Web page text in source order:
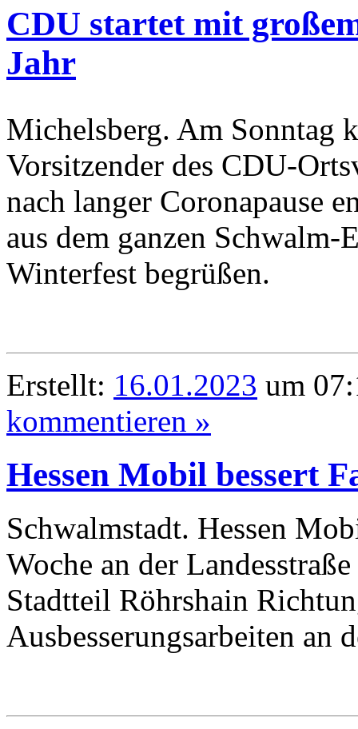
CDU startet mit
Jahr
Michelsberg. Am Sonntag
Vorsitzender des CDU-
nach langer Coronapause
aus dem ganzen
Winterfest begrüßen.
Erstellt: 16.01.2023 um
kommentieren »
Hessen Mobil bessert
Schwalmstadt. Hessen
Woche an der
Stadtteil Röhrshain
Ausbesserungsarbeiten an